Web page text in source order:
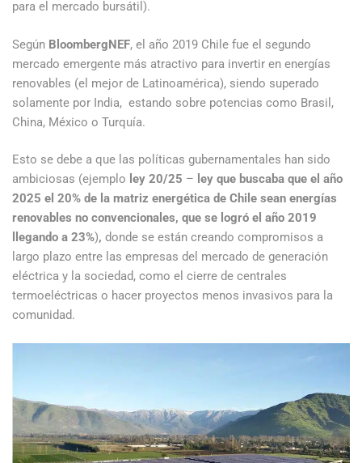
para el mercado bursátil).
Según BloombergNEF, el año 2019 Chile fue el segundo
mercado emergente más atractivo para invertir en energías
renovables (el mejor de Latinoamérica), siendo superado
solamente por India, estando sobre potencias como Brasil,
China, México o Turquía.
Esto se debe a que las políticas gubernamentales han sido
ambiciosas (ejemplo ley 20/25 – ley que buscaba que el año
2025 el 20% de la matriz energética de Chile sean energías
renovables no convencionales, que se logró el año 2019
llegando a 23%), donde se están creando compromisos a
largo plazo entre las empresas del mercado de generación
eléctrica y la sociedad, como el cierre de centrales
termoeléctricas o hacer proyectos menos invasivos para la
comunidad.